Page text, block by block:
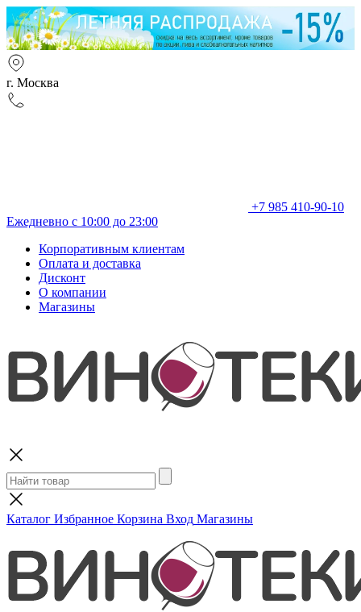
г. Москва
+7 985 410-90-10
Ежедневно с 10:00 до 23:00
Корпоративным клиентам
Оплата и доставка
Дисконт
О компании
Магазины
Каталог Избранное Корзина Вход Магазины